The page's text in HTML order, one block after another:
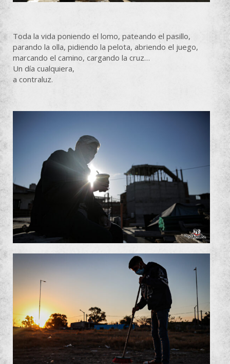
Toda la vida poniendo el lomo, pateando el pasillo,
parando la olla, pidiendo la pelota, abriendo el juego,
marcando el camino, cargando la cruz…
Un día cualquiera,
a contraluz.